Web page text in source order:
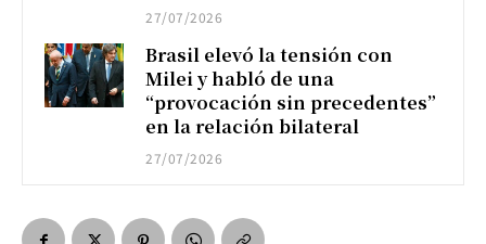
27/07/2026
Brasil elevó la tensión con
Milei y habló de una
“provocación sin precedentes”
en la relación bilateral
27/07/2026